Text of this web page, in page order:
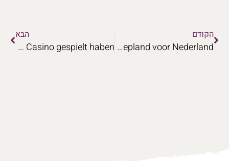
הקודם
Toernooikalender Coin Strike Hold and Win Slot-evenementen gepland voor Nederland
הבא
Authentisches Feedback von Teilnehmern aus der Schweiz, die im F1 Casino gespielt haben.